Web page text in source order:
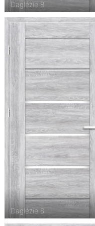
Daglézie 8
Daglézie 6